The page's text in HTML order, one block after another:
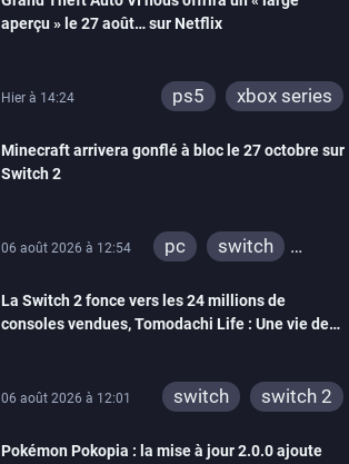
aperçu » le 27 août… sur Netflix
Hier à 14:24 ps5 xbox series
Minecraft arrivera gonflé à bloc le 27 octobre sur
Switch 2
06 août 2026 à 12:54 pc
switch
xbox one
wiiu
3ds
ps3
switch 2
La Switch 2 fonce vers les 24 millions de
consoles vendues, Tomodachi Life : Une vie de
06 août 2026 à 12:01 switch switch 2
Pokémon Pokopia : la mise à jour 2.0.0 ajoute